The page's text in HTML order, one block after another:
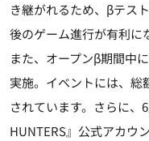
き継がれるため、βテス
後のゲーム進行が有利に
また、オープンβ期間中
実施。イベントには、総
されています。さらに、
HUNTERS』公式アカウ